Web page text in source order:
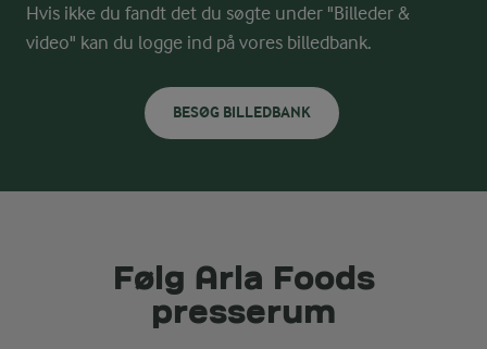
Hvis ikke du fandt det du søgte under "Billeder &
video" kan du logge ind på vores billedbank.
BESØG BILLEDBANK
Følg Arla Foods
presserum